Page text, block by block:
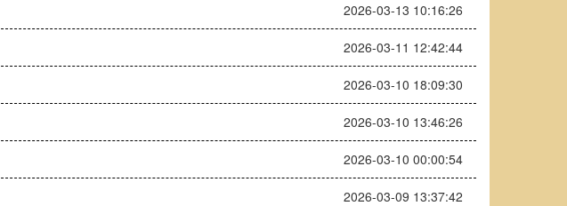
2026-03-13 10:16:26
2026-03-11 12:42:44
2026-03-10 18:09:30
2026-03-10 13:46:26
2026-03-10 00:00:54
2026-03-09 13:37:42